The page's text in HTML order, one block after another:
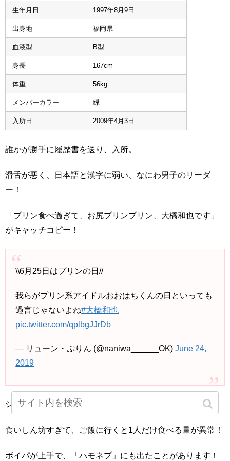
生年月日 1997年8月9日
出身地 福岡県
血液型 B型
身長 167cm
体重 56kg
メンバーカラー 緑
入所日 2009年4月3日
誰かが勝手に履歴書を送り、入所。
滑舌が悪く、日本語と漢字に弱い、なにわ男子のリーダ
ー！
「プリン食べ過ぎて、お尻プリンプリン、大橋和也です」
がキャッチコピー！
\\6月25日はプリンの日//
我らがプリン系アイドルおおはちくんの日といっても
過言じゃないよね#大橋和也
pic.twitter.com/qplbgJJrDb
— リューン・ぷりん (@naniwa______OK)June 24,
2019
ジャニーズ初のバーチャルアイドルとしても活躍中！
食いしん坊すぎて、ご飯に行くと1人だけ食べる量が異常！
ボイパが上手で、「ハモネプ」にも出たことがあります！